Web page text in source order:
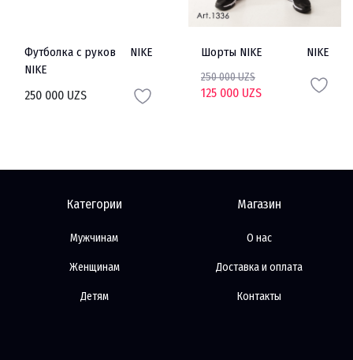
Футболка с руков
NIKE
NIKE
250 000 UZS
Шорты NIKE NIKE
250 000 UZS
125 000 UZS
Категории
Мужчинам
Женщинам
Детям
Магазин
О нас
Доставка и оплата
Контакты